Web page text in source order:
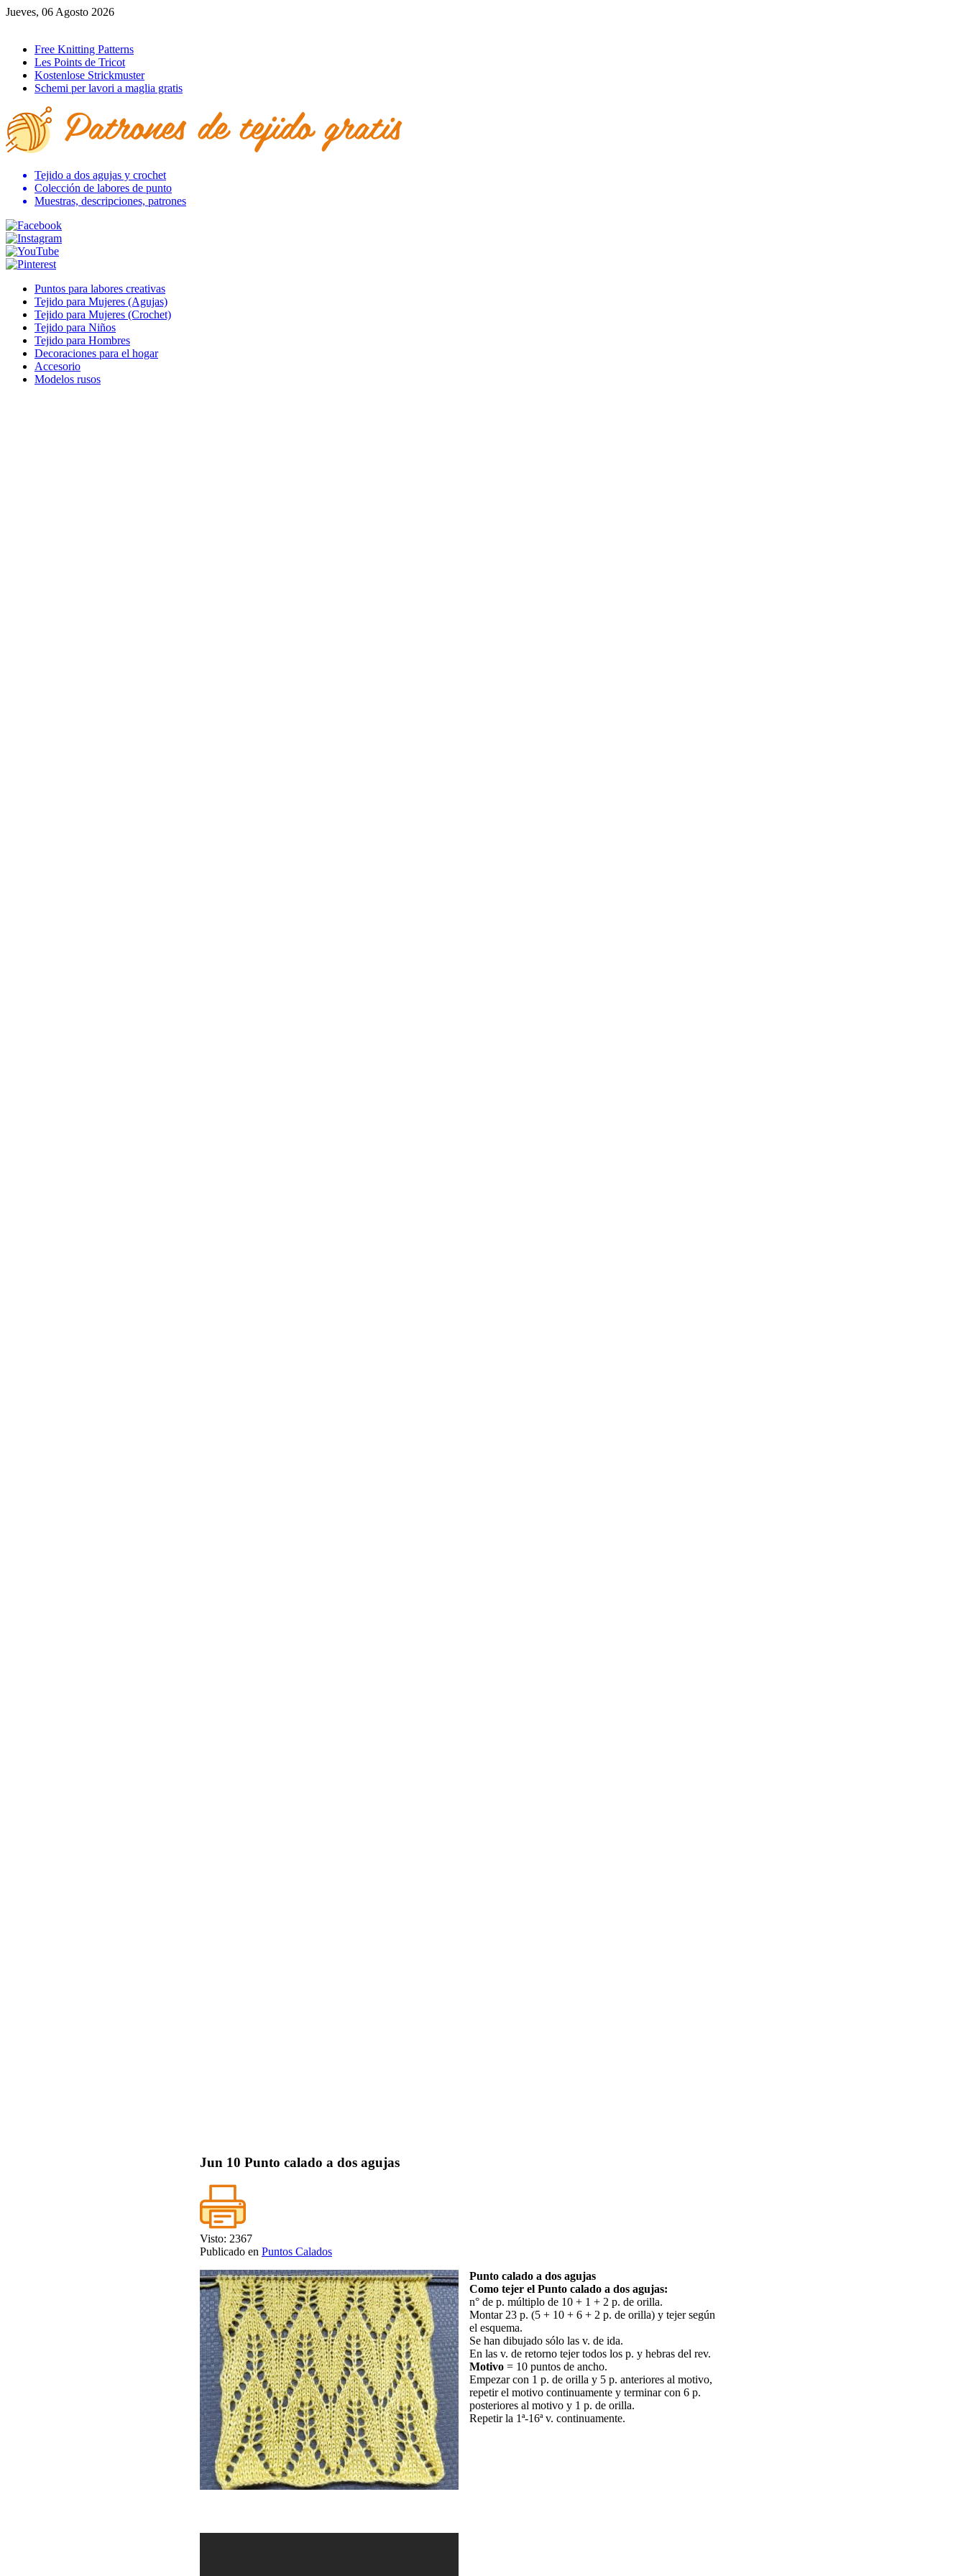
Jueves, 06 Agosto 2026
Free Knitting Patterns
Les Points de Tricot
Kostenlose Strickmuster
Schemi per lavori a maglia gratis
Tejido a dos agujas y crochet
Colección de labores de punto
Muestras, descripciones, patrones
Puntos para labores creativas
Tejido para Mujeres (Agujas)
Tejido para Mujeres (Crochet)
Tejido para Niños
Tejido para Hombres
Decoraciones para el hogar
Accesorio
Modelos rusos
Jun 10 Punto calado a dos agujas
Visto: 2367
Publicado en Puntos Calados
Punto calado a dos agujas
Como tejer el Punto calado a dos agujas:
n° de p. múltiplo de 10 + 1 + 2 p. de orilla.
Montar 23 p. (5 + 10 + 6 + 2 p. de orilla) y tejer según
el esquema.
Se han dibujado sólo las v. de ida.
En las v. de retorno tejer todos los p. y hebras del rev.
Motivo = 10 puntos de ancho.
Empezar con 1 p. de orilla y 5 p. anteriores al motivo,
repetir el motivo continuamente y terminar con 6 p.
posteriores al motivo y 1 p. de orilla.
Repetir la 1ª-16ª v. continuamente.